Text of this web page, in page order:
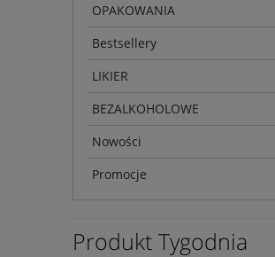
OPAKOWANIA
Bestsellery
LIKIER
BEZALKOHOLOWE
Nowości
Promocje
Produkt Tygodnia